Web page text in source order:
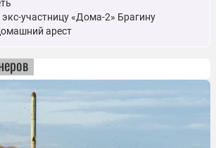
участницу «Дома-2» Брагину
арест